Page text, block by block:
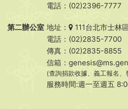
電話：(02)2396-7777
第二辦公室 地址：
111台北市士林
電話：(02)2835-7700
傳真：(02)2835-8855
信箱：
(查詢捐款收據、義工報名、
服務時間:週一至週五